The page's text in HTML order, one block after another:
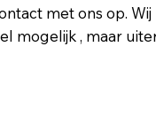
met ons op.
, maar